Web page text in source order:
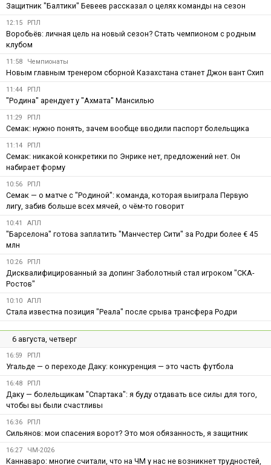
Защитник "Балтики" Бевеев рассказал о целях команды на сезон
12:15 РПЛ
Воробьёв: личная цель на новый сезон? Стать чемпионом с родным
клубом
11:58 Чемпионаты
Новым главным тренером сборной Казахстана станет Джон вант Схип
11:44 РПЛ
"Родина" арендует у "Ахмата" Мансилью
11:29 РПЛ
Семак: нужно понять, зачем вообще вводили паспорт болельщика
11:14 РПЛ
Семак: никакой конкретики по Энрике нет, предложений нет. Он
набирает форму
10:56 РПЛ
Семак — о матче с "Родиной": команда, которая выиграла Первую
лигу, забив больше всех мячей, о чём-то говорит
10:41 АПЛ
"Барселона" готова заплатить "Манчестер Сити" за Родри более € 45
млн
10:26 РПЛ
Дисквалифицированный за допинг Заболотный стал игроком "СКА-
Ростов"
10:10 АПЛ
Стала известна позиция "Реала" после срыва трансфера Родри
6 августа, четверг
16:59 РПЛ
Угальде — о переходе Даку: конкуренция — это часть футбола
16:48 РПЛ
Даку — болельщикам "Спартака": я буду отдавать все силы для того,
чтобы вы были счастливы
16:36 РПЛ
Сильянов: мои спасения ворот? Это моя обязанность, я защитник
16:27 ЧМ-2026
Каннаваро: многие считали, что на ЧМ у нас не возникнет трудностей,